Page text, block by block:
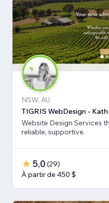
NSW, AU
TIGRIS WebDesign - Kath
Website Design Services
reliable, supportive.
5,0 (29)
À partir de 450 $